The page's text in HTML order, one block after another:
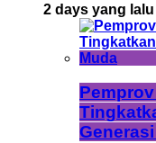
2 days yang lalu